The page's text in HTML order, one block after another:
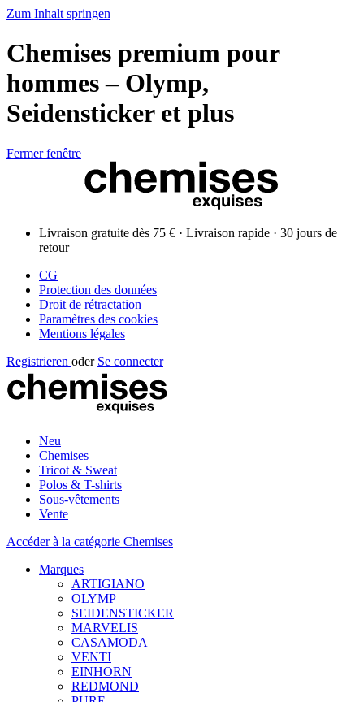
Zum Inhalt springen
Chemises premium pour
hommes – Olymp,
Seidensticker et plus
Fermer fenêtre
Livraison gratuite dès 75 € · Livraison rapide · 30 jours de
retour
CG
Protection des données
Droit de rétractation
Paramètres des cookies
Mentions légales
Registrieren oder Se connecter
Neu
Chemises
Tricot & Sweat
Polos & T-shirts
Sous-vêtements
Vente
Accéder à la catégorie Chemises
Marques
ARTIGIANO
OLYMP
SEIDENSTICKER
MARVELIS
CASAMODA
VENTI
EINHORN
REDMOND